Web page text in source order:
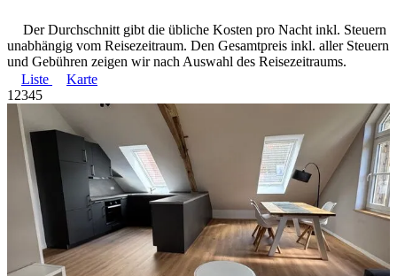
Der Durchschnitt gibt die übliche Kosten pro Nacht inkl. Steuern
unabhängig vom Reisezeitraum. Den Gesamtpreis inkl. aller Steuern
und Gebühren zeigen wir nach Auswahl des Reisezeitraums.
Liste
Karte
1 2345